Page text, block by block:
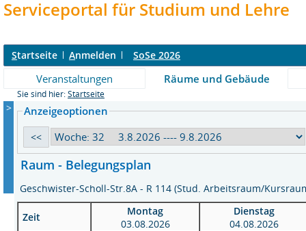
Serviceportal für Studium und Lehre
Startseite Anmelden SoSe 2026
Veranstaltungen Räume und Gebäude
Sie sind hier: Startseite
> Anzeigeoptionen
Raum - Belegungsplan
Geschwister-Scholl-Str.8A - R 114 (Stud. Arbeitsraum/
Zeit
Montag
03.08.2026
Dienstag
04.08.2026